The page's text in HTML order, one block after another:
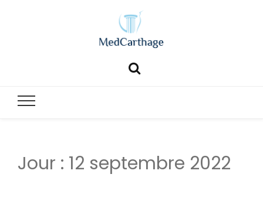
MedCarthage pour chirurgie générale et esthétique
Jour : 12 septembre 2022